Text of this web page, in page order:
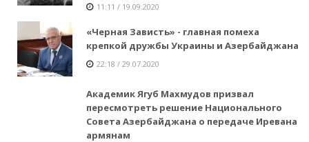
11:11 / 19.09.2020
«Черная Зависть» - главная помеха
крепкой дружбы Украины и Азербайджана
22:18 / 29.07.2020
Академик Ягуб Махмудов призвал
пересмотреть решение Национального
Совета Азербайджана о передаче Иревана
армянам